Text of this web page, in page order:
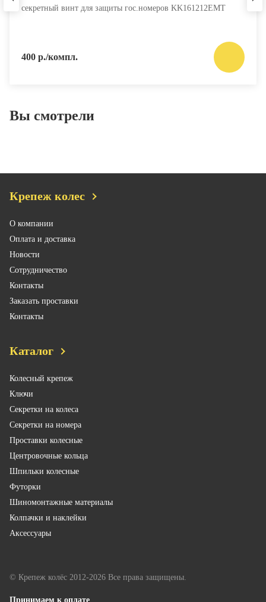
секретный винт для защиты гос.номеров KK161212EMT
400 р./компл.
Вы смотрели
Крепеж колес
О компании
Оплата и доставка
Новости
Сотрудничество
Контакты
Заказать проставки
Контакты
Каталог
Колесный крепеж
Ключи
Секретки на колеса
Секретки на номера
Проставки колесные
Центровочные кольца
Шпильки колесные
Футорки
Шиномонтажные материалы
Колпачки и наклейки
Аксессуары
© Крепеж колёс 2012-2026 Все права защищены.
Принимаем к оплате